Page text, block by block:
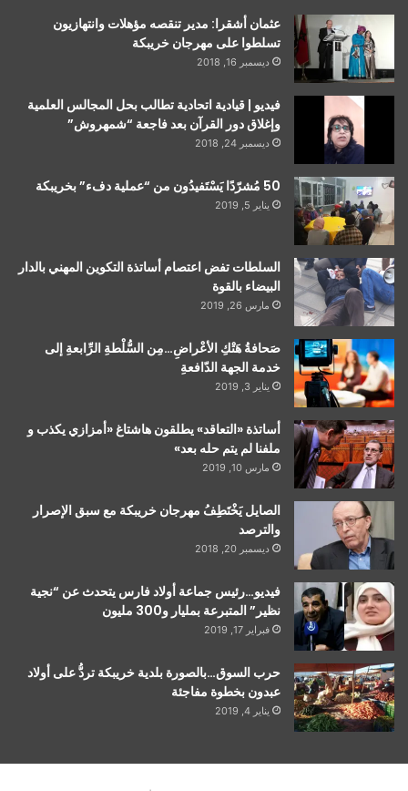
عثمان أشقرا: مدير تنقصه مؤهلات وانتهازيون
تسلطوا على مهرجان خريبكة
ديسمبر 16, 2018
فيديو | قيادية اتحادية تطالب بحل المجالس العلمية
وإغلاق دور القرآن بعد فاجعة “شمهروش”
ديسمبر 24, 2018
50 مُشرّدًا يَسْتَفيدُون من “عملية دفء” بخريبكة
يناير 5, 2019
السلطات تفض اعتصام أساتذة التكوين المهني بالدار
البيضاء بالقوة
مارس 26, 2019
صَحافةُ هَتْكِ الأعْراضِ…مِن السُّلْطةِ الرِّابعةِ إلى
خدمة الجهة الدّافعةِ
يناير 3, 2019
أساتذة «التعاقد» يطلقون هاشتاغ «أمزازي يكذب و
ملفنا لم يتم حله بعد»
مارس 10, 2019
الصايل يَخْتَطِفُ مهرجان خريبكة مع سبق الإصرار
والترصد
ديسمبر 20, 2018
فيديو…رئيس جماعة أولاد فارس يتحدث عن “نجية
نظير” المتبرعة بمليار و300 مليون
فبراير 17, 2019
حرب السوق…بالصورة بلدية خريبكة تردُّ على أولاد
عبدون بخطوة مفاجئة
يناير 4, 2019